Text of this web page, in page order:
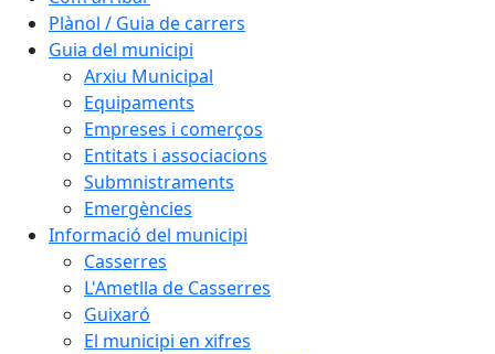
Plànol / Guia de carrers
Guia del municipi
Arxiu Municipal
Equipaments
Empreses i comerços
Entitats i associacions
Submnistraments
Emergències
Informació del municipi
Casserres
L'Ametlla de Casserres
Guixaró
El municipi en xifres